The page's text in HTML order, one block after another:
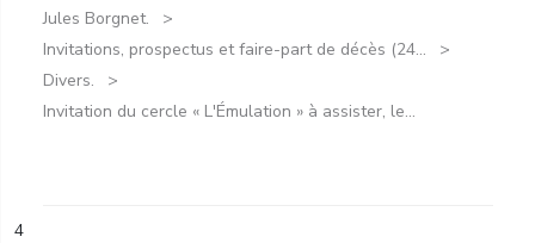
Jules Borgnet.
Invitations, prospectus et faire-part de décès (24...
Divers.
Invitation du cercle « L'Émulation » à assister, le...
4